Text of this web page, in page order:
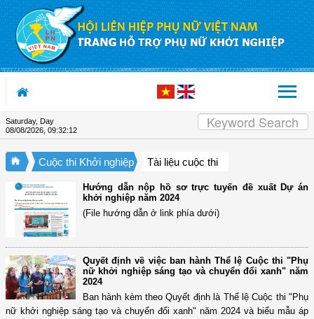
Skip to Content
Saturday, Day
08/08/2026 09:32:13
Cuộc thi Khởi nghiệp Tài liệu cuộc thi
Hướng dẫn nộp hồ sơ trực tuyến đề xuất Dự án
khởi nghiệp năm 2024
(File hướng dẫn ở link phía dưới)
Quyết định về việc ban hành Thể lệ Cuộc thi "Phụ
nữ khởi nghiệp sáng tạo và chuyển đổi xanh" năm
2024
Ban hành kèm theo Quyết định là Thể lệ Cuộc thi "Phụ
nữ khởi nghiệp sáng tạo và chuyển đổi xanh" năm 2024 và biểu mẫu áp